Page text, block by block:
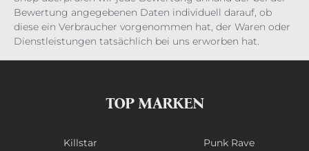
Bewertung angegebenen Daten individuell darauf, ob
diese ein Verbraucher vorgenommen hat, der Waren oder
Dienstleistungen tatsächlich bei uns erworben hat.
TOP MARKEN
Killstar Punk Rave